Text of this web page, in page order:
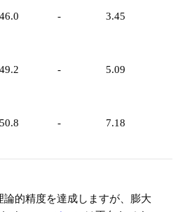
46.0 - 3.45
49.2 - 5.09
50.8 - 7.18
論的精度を達成しますが、膨大